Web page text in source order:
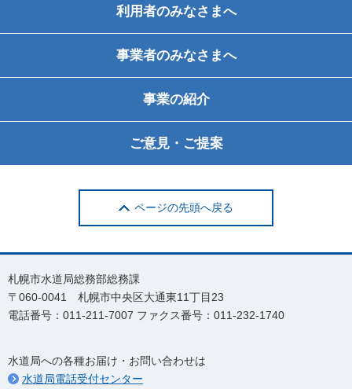
利用者のみなさまへ
事業者のみなさまへ
事業の紹介
ご意見・ご提案
ページの先頭へ戻る
札幌市水道局総務部総務課
〒060-0041 札幌市中央区大通東11丁目23
電話番号：011-211-7007 ファクス番号：011-232-1740
水道局への各種お届け・お問い合わせは
水道局電話受付センター